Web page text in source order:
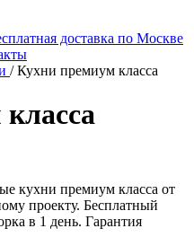
доставка по Москве
/Кухни премиум класса
кухни премиум класса от
проекту. Бесплатный
в 1 день. Гарантия